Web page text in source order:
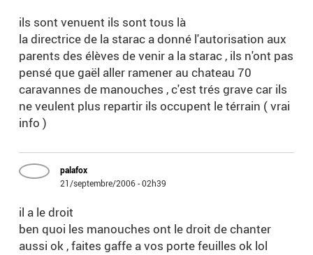
ils sont venuent ils sont tous là
la directrice de la starac a donné l'autorisation aux
parents des élèves de venir a la starac , ils n'ont pas
pensé que gaël aller ramener au chateau 70
caravannes de manouches , c'est trés grave car ils
ne veulent plus repartir ils occupent le térrain ( vrai
info )
palafox
21/septembre/2006 - 02h39
il a le droit
ben quoi les manouches ont le droit de chanter
aussi ok , faites gaffe a vos porte feuilles ok lol